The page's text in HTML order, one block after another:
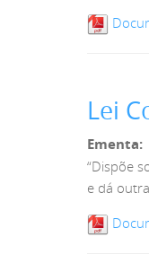
Lei
Ementa:
“Dispõe
e dá